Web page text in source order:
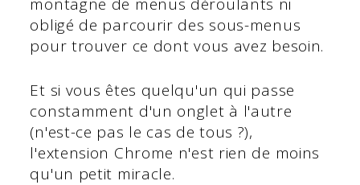
montagne de menus déroulants ni
obligé de parcourir des sous-menus
pour trouver ce dont vous avez besoin.
Et si vous êtes quelqu'un qui passe
constamment d'un onglet à l'autre
(n'est-ce pas le cas de tous ?),
l'extension Chrome n'est rien de moins
qu'un petit miracle.